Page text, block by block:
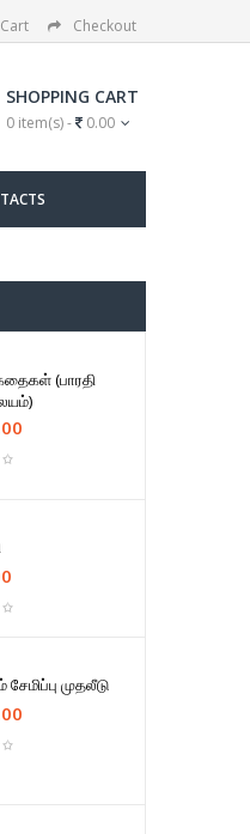
Checkout
SHOPPING CART
0 item(s) - 0.00
(பாரதி
முதலீடு